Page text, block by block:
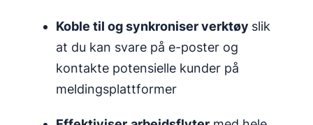
Koble til og synkroniser verktøy slik
at du kan svare på e-poster og
kontakte potensielle kunder på
meldingsplattformer